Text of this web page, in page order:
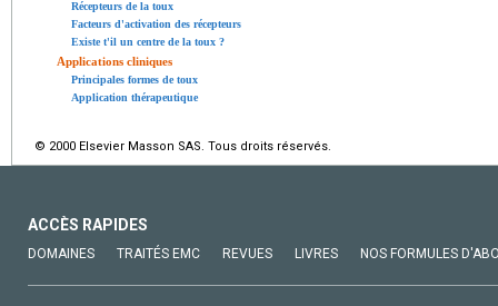
Récepteurs de la toux
Facteurs d'activation des récepteurs
Existe t'il un centre de la toux ?
Applications cliniques
Principales formes de toux
Application thérapeutique
© 2000 Elsevier Masson SAS. Tous droits réservés.
ACCÈS RAPIDES
DOMAINES TRAITÉS EMC REVUES LIVRES NOS FORMULES